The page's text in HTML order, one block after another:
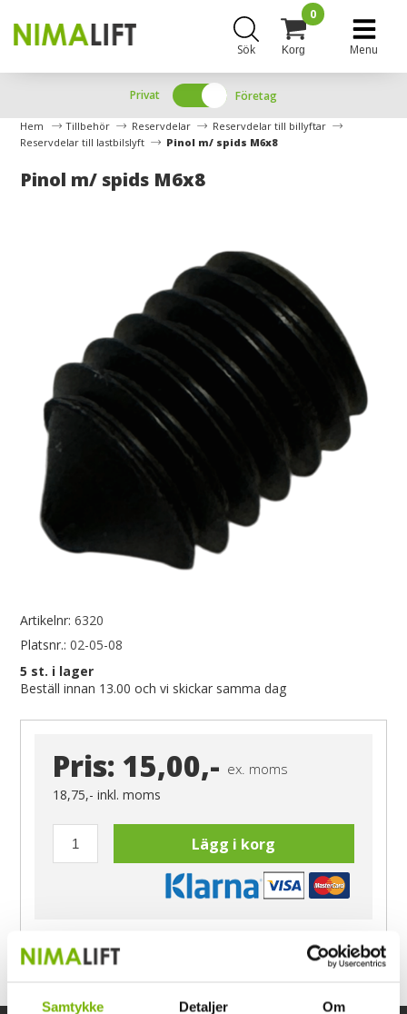
Samtykke Detaljer Om
Sök Korg
0
Menu
Privat Företag
Hem Tillbehör Reservdelar
Reservdelar till billyftar
Reservdelar till lastbilslyft
Pinol m/ spids M6x8
Pinol m/ spids M6x8
Artikelnr: 6320
Platsnr.: 02-05-08
5 st. i lager
Beställ innan 13.00 och vi skickar samma dag
Pris: 15,00,- ex. moms
18,75,-inkl. moms
Lägg i korg